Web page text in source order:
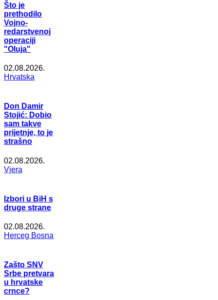
Što je
prethodilo
Vojno-
redarstvenoj
operaciji
"Oluja"
02.08.2026.
Hrvatska
Don Damir
Stojić: Dobio
sam takve
prijetnje, to je
strašno
02.08.2026.
Vjera
Izbori u BiH s
druge strane
02.08.2026.
Herceg Bosna
Zašto SNV
Srbe pretvara
u hrvatske
crnce?